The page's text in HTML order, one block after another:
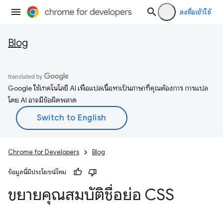
ลงชื่อเข้าใช้
Blog
Google ใช้เทคโนโลยี AI เพื่อแปลเนื้อหาเป็นภาษาที่คุณต้องการ การแปล
โดย AI อาจมีข้อผิดพลาด
Chrome for Developers Blog
ข้อมูลนี้มีประโยชน์ไหม
ขยายคุณสมบัติชื่อย่อ CSS